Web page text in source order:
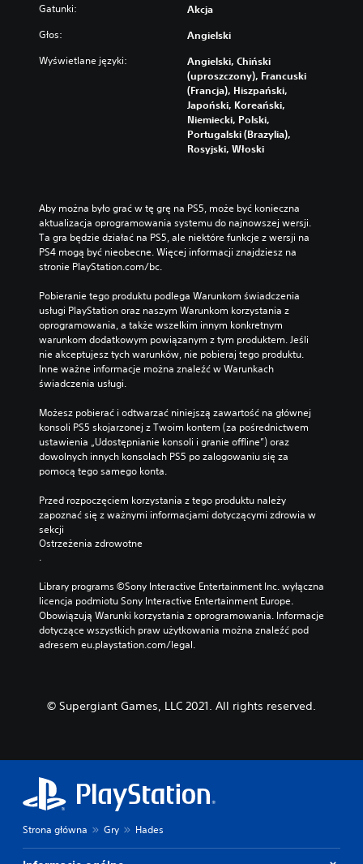
Gatunki: Akcja
Głos: Angielski
Wyświetlane języki:
Angielski, Chiński
(uproszczony), Francuski
(Francja), Hiszpański,
Japoński, Koreański,
Niemiecki, Polski,
Portugalski (Brazylia),
Rosyjski, Włoski
Aby można było grać w tę grę na PS5, może być konieczna
aktualizacja oprogramowania systemu do najnowszej wersji.
Ta gra będzie działać na PS5, ale niektóre funkcje z wersji na
PS4 mogą być nieobecne. Więcej informacji znajdziesz na
stronie PlayStation.com/bc.
Pobieranie tego produktu podlega Warunkom świadczenia
usługi PlayStation oraz naszym Warunkom korzystania z
oprogramowania, a także wszelkim innym konkretnym
warunkom dodatkowym powiązanym z tym produktem. Jeśli
nie akceptujesz tych warunków, nie pobieraj tego produktu.
Inne ważne informacje można znaleźć w Warunkach
świadczenia usługi.
Możesz pobierać i odtwarzać niniejszą zawartość na głównej
konsoli PS5 skojarzonej z Twoim kontem (za pośrednictwem
ustawienia „Udostępnianie konsoli i granie offline”) oraz
dowolnych innych konsolach PS5 po zalogowaniu się za
pomocą tego samego konta.
Przed rozpoczęciem korzystania z tego produktu należy
zapoznać się z ważnymi informacjami dotyczącymi zdrowia w
sekcji
Ostrzeżenia zdrowotne
.
Library programs ©Sony Interactive Entertainment Inc. wyłączna
licencja podmiotu Sony Interactive Entertainment Europe.
Obowiązują Warunki korzystania z oprogramowania. Informacje
dotyczące wszystkich praw użytkowania można znaleźć pod
adresem eu.playstation.com/legal.
© Supergiant Games, LLC 2021. All rights reserved.
Strona główna Gry Hades